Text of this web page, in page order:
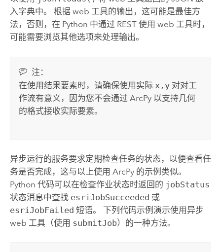
入字典中。 根据 web 工具的输出，这可能是最佳方
法，否则，在 Python 中通过 REST 使用 web 工具时，
可能需要浏览其他选项来处理输出。
注：
在使用结果要素时，请确保使用实际 x,y 对对工
作流有意义，因为您不会通过ArcPy 以支持几何
的格式接收实际要素。
异步运行的服务要求定期检查任务的状态，以便查看任
务是否完成，这与以上使用 ArcPy的示例类似。
Python 代码可以在检查作业状态时返回的 jobStatus
状态消息中查找 esriJobSucceeded 或
esriJobFailed 短语。 下列代码示例演示使用异步
web 工具（使用 submitJob）的一种方法。